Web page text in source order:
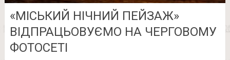
«МІСЬКИЙ НІЧНИЙ ПЕЙЗАЖ»
ВІДПРАЦЬОВУЄМО НА ЧЕРГОВОМУ
ФОТОСЕТІ